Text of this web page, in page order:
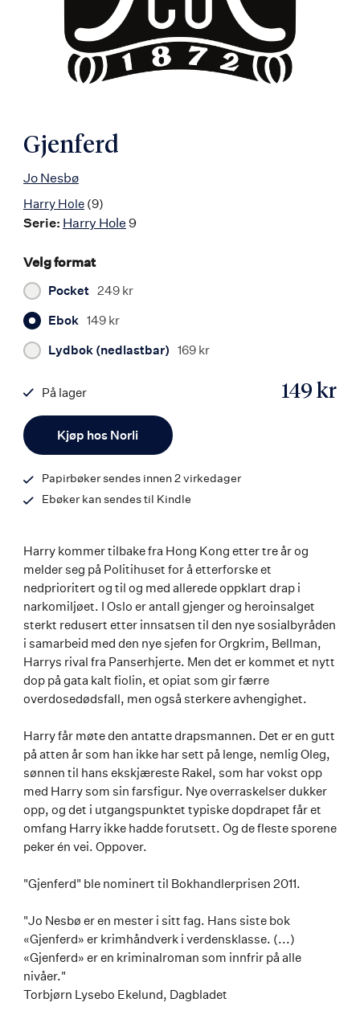
Gjenferd
Jo Nesbø
Harry Hole (9)
Serie: Harry Hole 9
Velg format
Pocket 249 kr
Ebok 149 kr
Lydbok (nedlastbar) 169 kr
Kjøp hos Norli
149 kr
På lager
9788203351563
Papirbøker sendes innen 2 virkedager
Ebøker kan sendes til Kindle
Harry kommer tilbake fra Hong Kong etter tre år og
melder seg på Politihuset for å etterforske et
nedprioritert og til og med allerede oppklart drap i
narkomiljøet. I Oslo er antall gjenger og heroinsalget
sterkt redusert etter innsatsen til den nye sosialbyråden
i samarbeid med den nye sjefen for Orgkrim, Bellman,
Harrys rival fra Panserhjerte. Men det er kommet et nytt
dop på gata kalt fiolin, et opiat som gir færre
overdosedødsfall, men også sterkere avhengighet.
Harry får møte den antatte drapsmannen. Det er en gutt
på atten år som han ikke har sett på lenge, nemlig Oleg,
sønnen til hans ekskjæreste Rakel, som har vokst opp
med Harry som sin farsfigur. Nye overraskelser dukker
opp, og det i utgangspunktet typiske dopdrapet får et
omfang Harry ikke hadde forutsett. Og de fleste sporene
peker én vei. Oppover.
"Gjenferd" ble nominert til Bokhandlerprisen 2011.
"Jo Nesbø er en mester i sitt fag. Hans siste bok
«Gjenferd» er krimhåndverk i verdensklasse. (...)
«Gjenferd» er en kriminalroman som innfrir på alle
nivåer."
Torbjørn Lysebo Ekelund, Dagbladet